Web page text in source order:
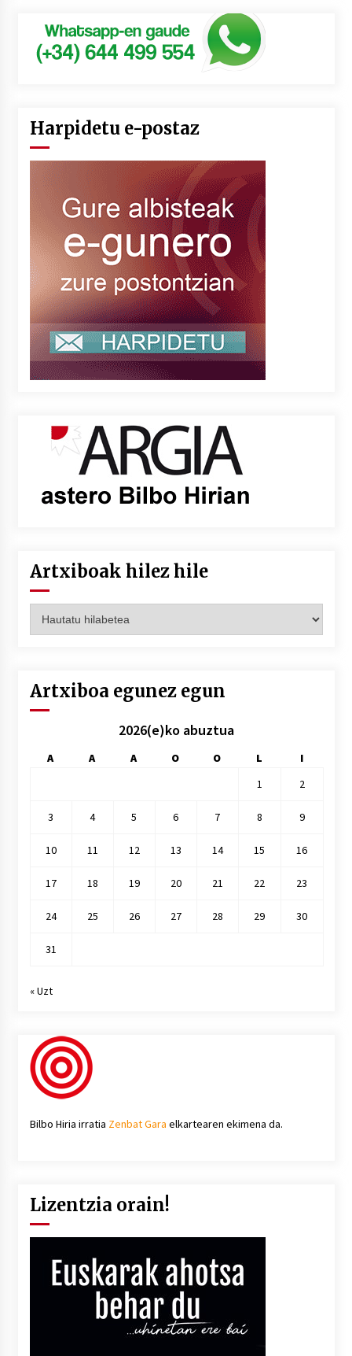
Harpidetu e-postaz
Artxiboak hilez hile
hilez
Artxiboa egunez egun
2026(e)ko abuztua
A A A O O L
I
1
2
3 4 5 6 7 8 9
10 11 12 13 14 15 16
17 18 19 20 21 22 23
24 25 26 27 28 29 30
31
« Uzt
Bilbo Hiria irratia Zenbat Gara elkartearen ekimena da.
Lizentzia orain!